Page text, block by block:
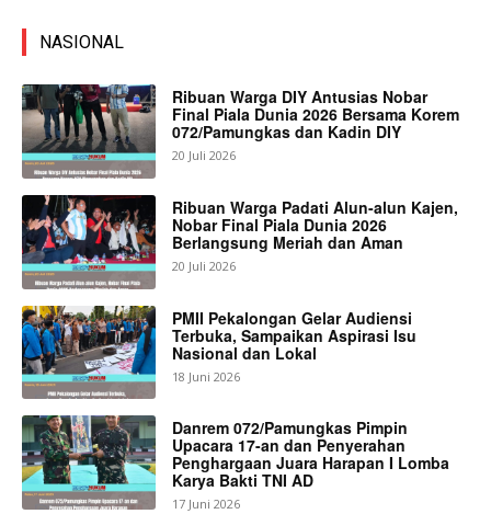
NASIONAL
Ribuan Warga DIY Antusias Nobar
Final Piala Dunia 2026 Bersama Korem
072/Pamungkas dan Kadin DIY
20 Juli 2026
Ribuan Warga Padati Alun-alun Kajen,
Nobar Final Piala Dunia 2026
Berlangsung Meriah dan Aman
20 Juli 2026
PMII Pekalongan Gelar Audiensi
Terbuka, Sampaikan Aspirasi Isu
Nasional dan Lokal
18 Juni 2026
Danrem 072/Pamungkas Pimpin
Upacara 17-an dan Penyerahan
Penghargaan Juara Harapan I Lomba
Karya Bakti TNI AD
17 Juni 2026